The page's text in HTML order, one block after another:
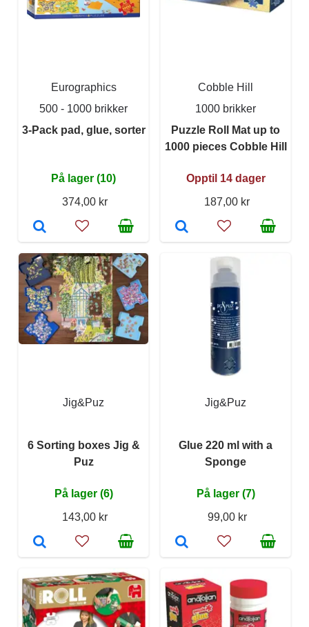
Eurographics
500 - 1000 brikker
3-Pack pad, glue, sorter
På lager (10)
374,00 kr
Cobble Hill
1000 brikker
Puzzle Roll Mat up to
1000 pieces Cobble Hill
Opptil 14 dager
187,00 kr
Jig&Puz
6 Sorting boxes Jig &
Puz
På lager (6)
143,00 kr
Jig&Puz
Glue 220 ml with a
Sponge
På lager (7)
99,00 kr